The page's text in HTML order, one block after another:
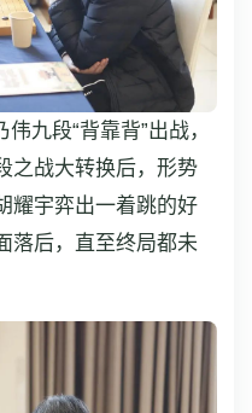
九段“背靠背”出战，
之战大转换后，形势
耀宇弈出一着跳的好
落后，直至终局都未